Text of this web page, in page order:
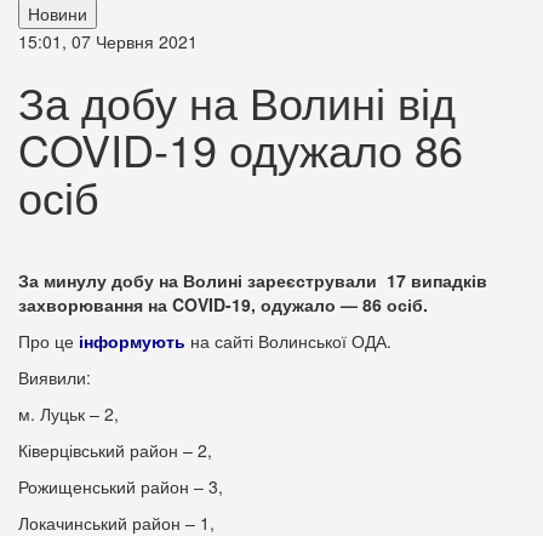
Новини
15:01, 07 Червня 2021
За добу на Волині від
COVID-19 одужало 86
осіб
За минулу добу на Волині зареєстрували 17 випадків
захворювання на COVID-19, одужало — 86 осіб.
Про це інформують на сайті Волинської ОДА.
Виявили:
м. Луцьк – 2,
Ківерцівський район – 2,
Рожищенський район – 3,
Локачинський район – 1,